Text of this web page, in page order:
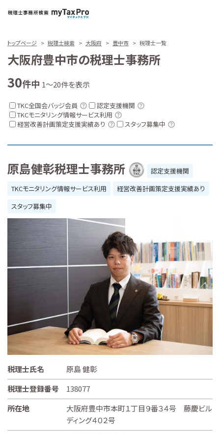
トップページ 税理士検索 大阪府 豊中市 税理士一覧
大阪府豊中市の税理士事務所
30件中 1～20件を表示
TKC全国会バッジ会員
認定支援機関
TKCモニタリング情報サービス利用
経営改善計画策定支援実績あり
スタッフ募集中
原島健彰税理士事務所
認定支援機関
TKCモニタリング情報サービス利用
経営改善計画策定支援実績あり
スタッフ募集中
税理士氏名
原島 健彰
税理士登録番号
138077
所在地
大阪府豊中市本町１丁目９番３４号 藤慶ビル
ディング４０２号